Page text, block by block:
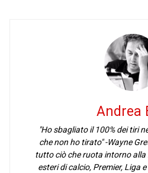
Andrea
"Ho sbagliato il 100% dei tiri
che non ho tirato" -Wayne
tutto ciò che ruota intorno alla
esteri di calcio, Premier, Liga